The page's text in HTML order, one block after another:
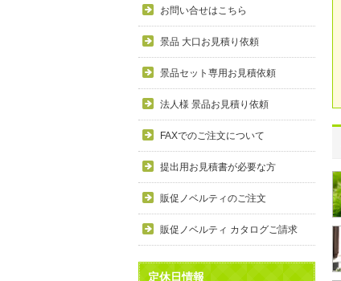
お問い合せはこちら
景品 大口お見積り依頼
景品セット専用お見積依頼
法人様 景品お見積り依頼
FAXでのご注文について
提出用お見積書が必要な方
販促ノベルティのご注文
販促ノベルティ カタログご請求
定休日情報